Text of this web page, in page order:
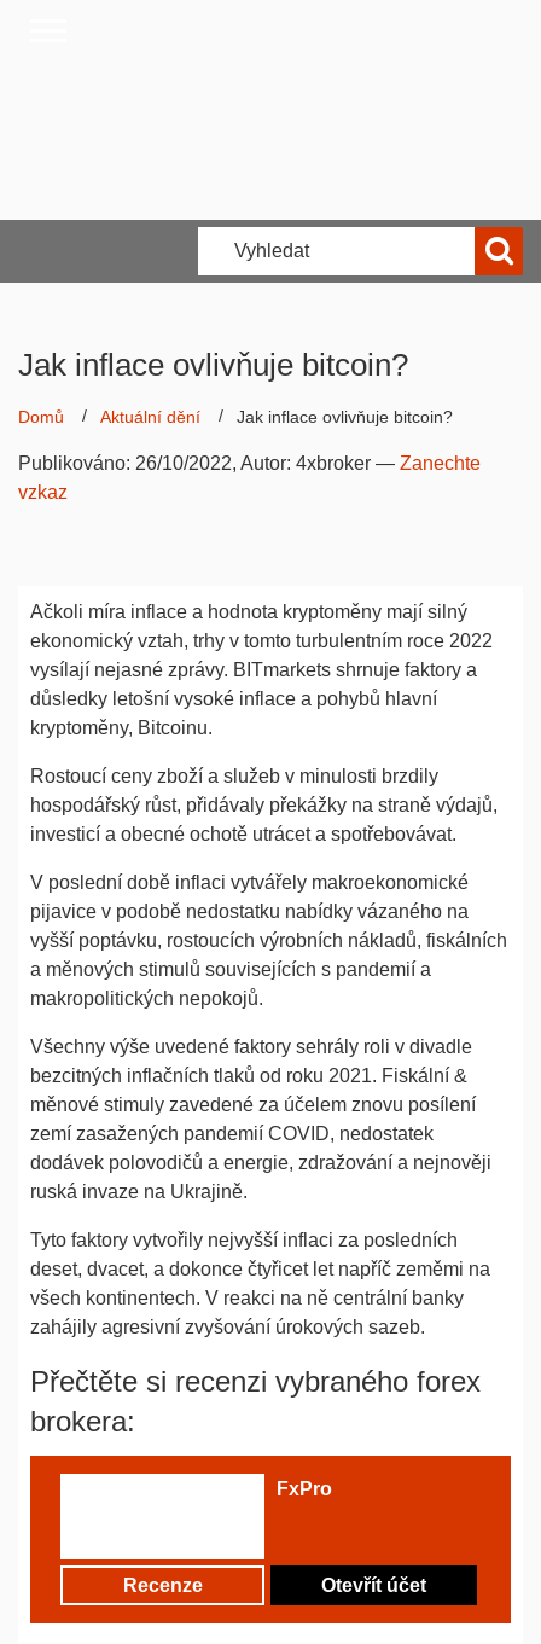
Jak inflace ovlivňuje bitcoin?
Domů Aktuální dění Jak inflace ovlivňuje bitcoin?
Publikováno: 26/10/2022, Autor: 4xbroker — Zanechte
vzkaz
Ačkoli míra inflace a hodnota kryptoměny mají silný
ekonomický vztah, trhy v tomto turbulentním roce 2022
vysílají nejasné zprávy. BITmarkets shrnuje faktory a
důsledky letošní vysoké inflace a pohybů hlavní
kryptoměny, Bitcoinu.
Rostoucí ceny zboží a služeb v minulosti brzdily
hospodářský růst, přidávaly překážky na straně výdajů,
investicí a obecné ochotě utrácet a spotřebovávat.
V poslední době inflaci vytvářely makroekonomické
pijavice v podobě nedostatku nabídky vázaného na
vyšší poptávku, rostoucích výrobních nákladů, fiskálních
a měnových stimulů souvisejících s pandemií a
makropolitických nepokojů.
Všechny výše uvedené faktory sehrály roli v divadle
bezcitných inflačních tlaků od roku 2021. Fiskální &
měnové stimuly zavedené za účelem znovu posílení
zemí zasažených pandemií COVID, nedostatek
dodávek polovodičů a energie, zdražování a nejnověji
ruská invaze na Ukrajině.
Tyto faktory vytvořily nejvyšší inflaci za posledních
deset, dvacet, a dokonce čtyřicet let napříč zeměmi na
všech kontinentech. V reakci na ně centrální banky
zahájily agresivní zvyšování úrokových sazeb.
Přečtěte si recenzi vybraného forex
brokera:
FxPro
Recenze Otevřít účet